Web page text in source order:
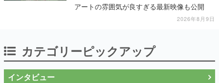
アートの雰囲気が良すぎる最新映像も公開
2026年8月9日
カテゴリーピックアップ
インタビュー